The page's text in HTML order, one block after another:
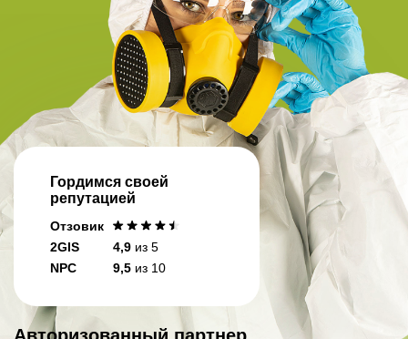
Гордимся своей
репутацией
Отзовик
2GIS
4,9 из 5
NPC
9,5 из 10